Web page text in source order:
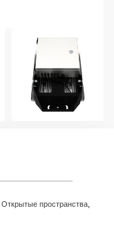
Открытые пространства,